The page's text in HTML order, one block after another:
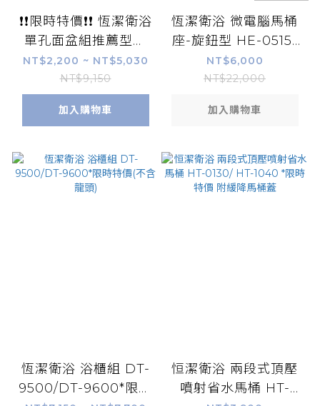
❗❗限時特價❗❗ 恆潔衛浴
單孔面盆組推薦型號
BF-1161/HLM-8805E
NT$2,200 ~ NT$5,030
NT$9,150
加入購物車
恆潔衛浴 微電腦馬桶
座-旋鈕型 HE-0515*
限時特價
NT$6,000
NT$22,000
加入購物車
恆潔衛浴 浴櫃組 DT-
9500/DT-9600*限時
恒潔衛浴 兩段式頂壓
噴射省水馬桶 HT-